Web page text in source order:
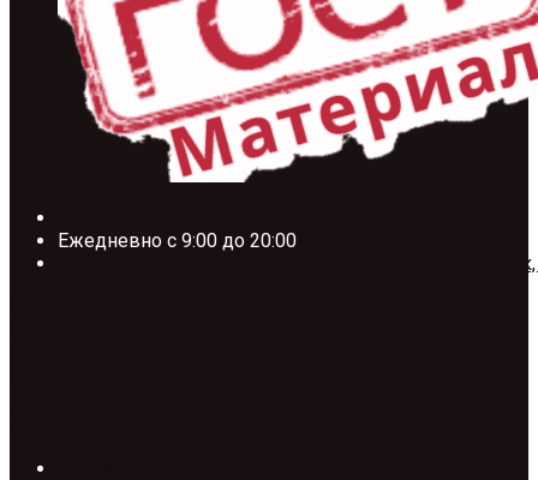
Ежедневно с 9:00 до 20:00
Москва, Проектируемый проезд №134, ТП.